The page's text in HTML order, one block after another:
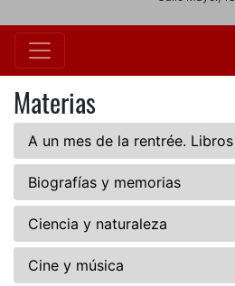
Materias
A un mes de la rentrée.
Biografías y memorias
Ciencia y naturaleza
Cine y música